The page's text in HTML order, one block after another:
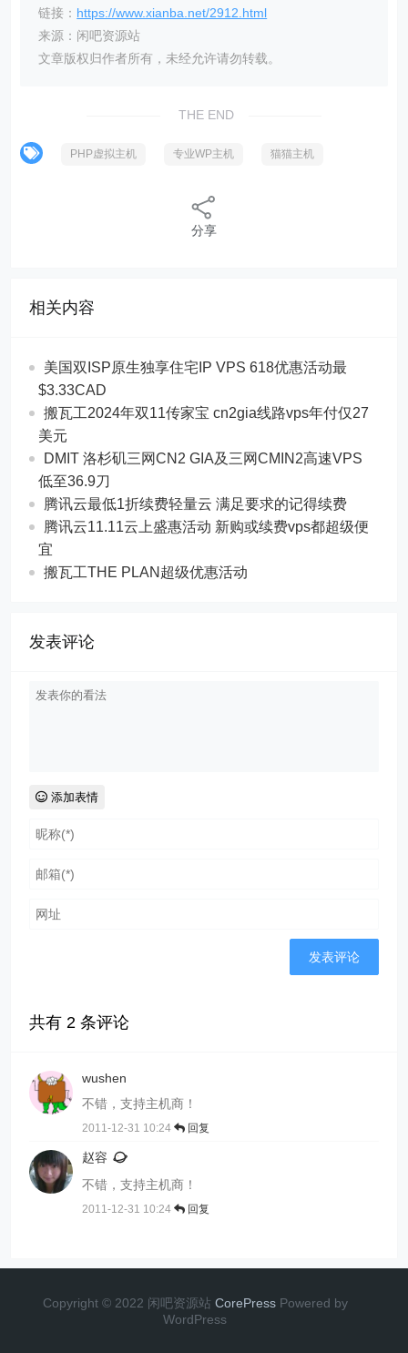
链接： https://www.xianba.net/2912.html
来源：闲吧资源站
文章版权归作者所有，未经允许请勿转载。
THE END
PHP虚拟主机 专业WP主机 猫猫主机
分享
相关内容
美国双ISP原生独享住宅IP VPS 618优惠活动最
$3.33CAD
搬瓦工2024年双11传家宝 cn2gia线路vps年付仅27
美元
DMIT 洛杉矶三网CN2 GIA及三网CMIN2高速VPS
低至36.9刀
腾讯云最低1折续费轻量云 满足要求的记得续费
腾讯云11.11云上盛惠活动 新购或续费vps都超级便
宜
搬瓦工THE PLAN超级优惠活动
发表评论
添加表情
共有2 条评论
wushen
不错，支持主机商！
2011-12-31 10:24 回复
赵容
不错，支持主机商！
2011-12-31 10:24 回复
Copyright © 2022 闲吧资源站 CorePress Powered by
WordPress